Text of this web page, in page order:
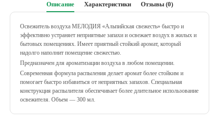
Описание Характеристики Отзывы (0)
Освежитель воздуха МЕЛОДИЯ «Альпийская свежесть» быстро и
эффективно устраняет неприятные запахи и освежает воздух в жилых и
бытовых помещениях. Имеет приятный стойкий аромат, который
надолго наполнит помещение свежестью.
Предназначен для ароматизации воздуха в любом помещении.
Современная формула распыления делает аромат более стойким и
помогает быстро избавиться от неприятных запахов. Специальная
конструкция распылителя обеспечивает более длительное использование
освежителя. Объем — 300 мл.